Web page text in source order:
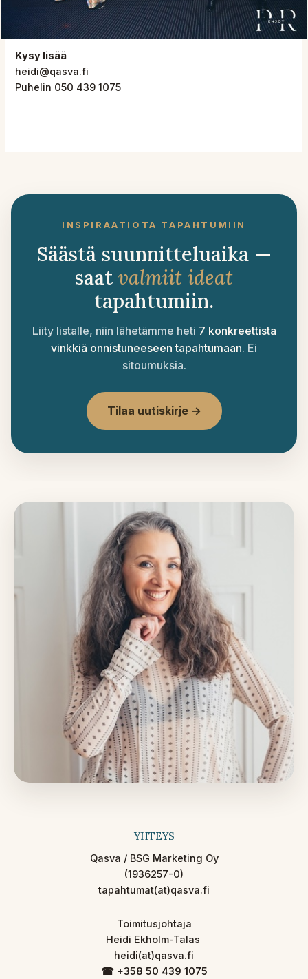
Kysy lisää
heidi@qasva.fi
Puhelin 050 439 1075
INSPIRAATIOTA TAPAHTUMIIN
Säästä suunnitteluaika —
saat valmiit ideat
tapahtumiin.
Liity listalle, niin lähetämme heti 7 konkreettista
vinkkiä onnistuneeseen tapahtumaan. Ei
sitoumuksia.
Tilaa uutiskirje →
YHTEYS
Qasva / BSG Marketing Oy
(1936257-0)
tapahtumat(at)qasva.fi
Toimitusjohtaja
Heidi Ekholm-Talas
heidi(at)qasva.fi
☎︎ +358 50 439 1075